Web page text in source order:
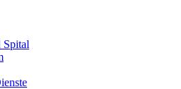
Spital